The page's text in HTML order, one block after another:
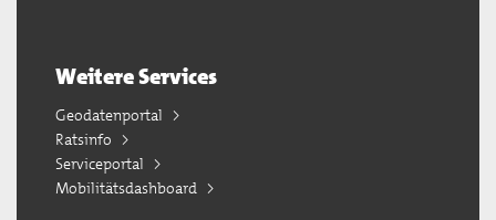
Weitere Services
Geodatenportal
Ratsinfo
Serviceportal
Mobilitätsdashboard